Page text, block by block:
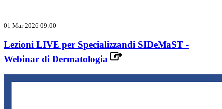
01 Mar 2026 09:00
Lezioni LIVE per Specializzandi SIDeMaST -
Webinar di Dermatologia